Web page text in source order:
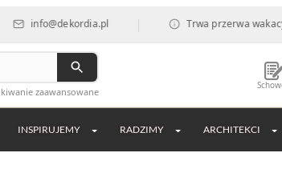
| Trwa przerwa wakacyjna we
zaawansowane
INSPIRUJEMY RADZIMY ARCHITEKCI